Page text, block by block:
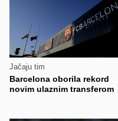
Jačaju tim
Barcelona oborila rekord
novim ulaznim transferom